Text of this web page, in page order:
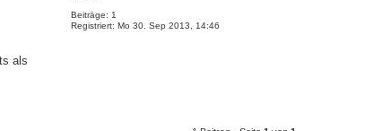
Beiträge: 1
Registriert: Mo 30. Sep 2013, 14:46
als